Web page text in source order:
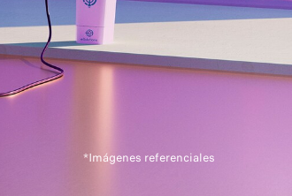
*Imágenes referenciales